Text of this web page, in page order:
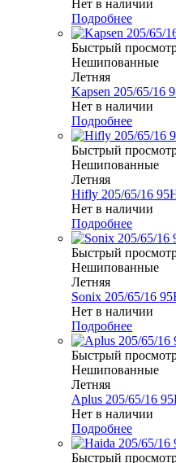
Нет в наличии
Подробнее
Быстрый
Нешипованные
Летняя
Kapsen 205/65/16
Нет в наличии
Подробнее
Быстрый
Нешипованные
Летняя
Hifly 205/65/16
Нет в наличии
Подробнее
Быстрый
Нешипованные
Летняя
Sonix 205/65/16
Нет в наличии
Подробнее
Быстрый
Нешипованные
Летняя
Aplus 205/65/16
Нет в наличии
Подробнее
Быстрый